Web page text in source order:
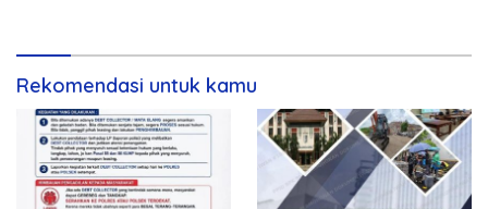
Rekomendasi untuk kamu